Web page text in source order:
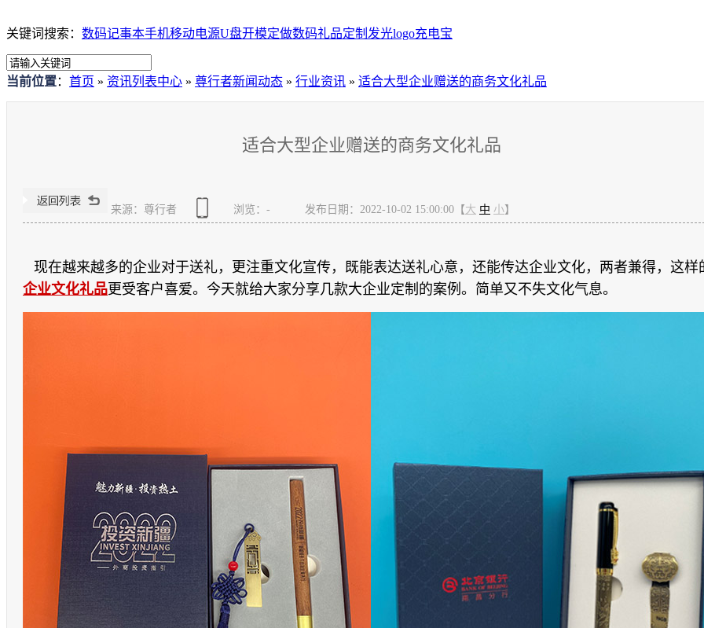
关键词搜索： 数码记事本手机移动电源U盘开模定做数码礼品定制 发光logo充电宝
当前位置： 首页 » 资讯列表中心 » 尊行者新闻动态 » 行业资讯 » 适合大型企业赠送的商务文化礼品
适合大型企业赠送的商务文化礼品
来源：尊行者 浏览： - 发布日期：2022-10-02 15:00:00【大 中 小】
现在越来越多的企业对于送礼，更注重文化宣传，既能表达送礼心意，还能传达企业文化，两者兼得，这样
企业文化礼品更受客户喜爱。今天就给大家分享几款大企业定制的案例。简单又不失文化气息。